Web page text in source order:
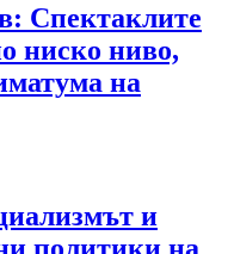
Спектаклите
ниско ниво,
на
и
политики на